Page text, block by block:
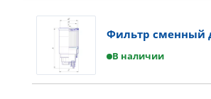
Фильтр сменный
В наличии